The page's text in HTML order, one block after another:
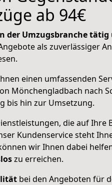
ab 94€
der Umzugsbranche tätig
als zuverlässiger
einen umfassenden
Mönchengladbach nach
bis hin zur Umsetzung.
die auf Ihre
Kundenservice steht
wir Ihnen dabei
zu erreichen.
bei den Angeboten für